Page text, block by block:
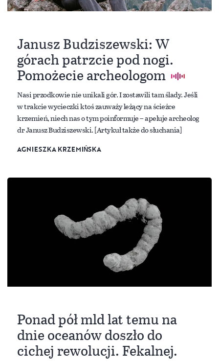
Janusz Budziszewski: W
górach patrzcie pod nogi.
Pomożecie archeologom
Nasi przodkowie nie unikali gór. I zostawili tam ślady. Jeśli
w trakcie wycieczki ktoś zauważy leżący na ścieżce
krzemień, niech nas o tym poinformuje – apeluje archeolog
dr Janusz Budziszewski. [Artykuł także do słuchania]
AGNIESZKA KRZEMIŃSKA
Ponad pół mld lat temu na
dnie oceanów doszło do
cichej rewolucji. Fekalnej.